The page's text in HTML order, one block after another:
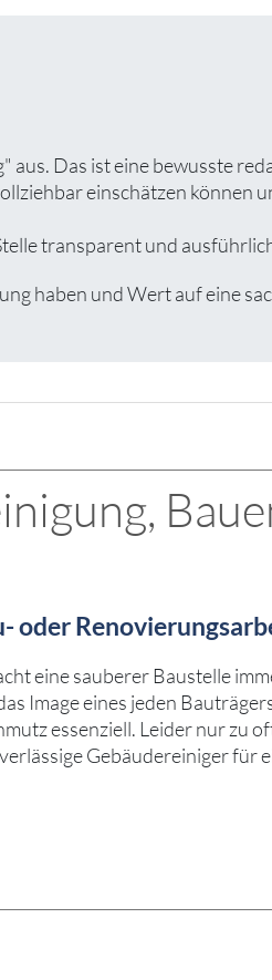
Das ist eine bewusste
einschätzen können
transparent und
haben und Wert auf eine
oder
eine sauberer Baustelle
Image eines jeden
essenziell. Leider nur zu
Gebäudereiniger für